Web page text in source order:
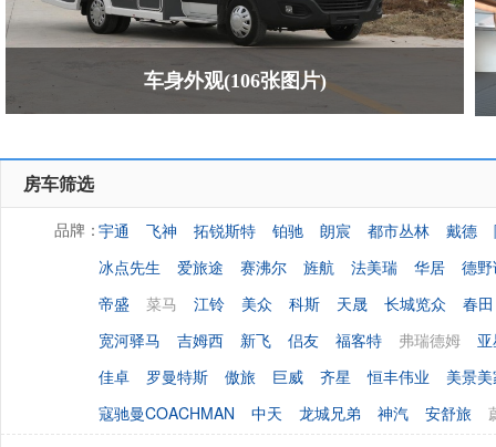
车身外观(106张图片)
房车筛选
品牌：宇通 飞神 拓锐斯特 铂驰 朗宸 都市丛林 戴德
冰点先生
爱旅途 赛沸尔 旌航 法美瑞 华居
德
帝盛
菜马 江铃 美众 科斯 天晟 长城览众
春田
宽河驿马
吉姆西 新飞 侣友 福客特 弗瑞德姆
佳卓
罗曼特斯 傲旅 巨威 齐星 恒丰伟业
美景
寇驰曼COACHMAN
中天 龙城兄弟 神汽 安舒旅